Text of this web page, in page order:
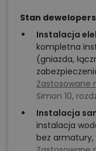
Stan
Instalacja
kompletna
(gniazda,
Zastosowane
Simon 10,
Instalacja
instalacja
bez